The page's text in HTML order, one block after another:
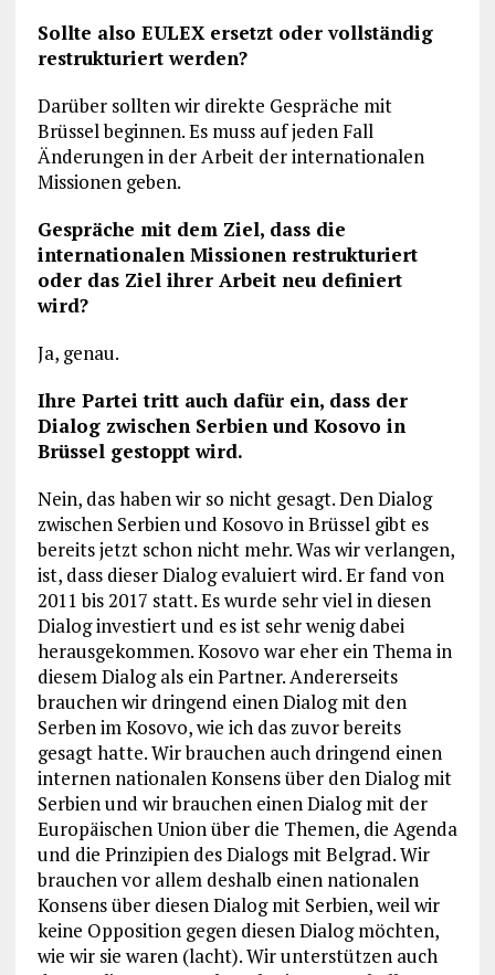
Sollte also EULEX ersetzt oder vollständig
restrukturiert werden?
Darüber sollten wir direkte Gespräche mit
Brüssel beginnen. Es muss auf jeden Fall
Änderungen in der Arbeit der internationalen
Missionen geben.
Gespräche mit dem Ziel, dass die
internationalen Missionen restrukturiert
oder das Ziel ihrer Arbeit neu definiert
wird?
Ja, genau.
Ihre Partei tritt auch dafür ein, dass der
Dialog zwischen Serbien und Kosovo in
Brüssel gestoppt wird.
Nein, das haben wir so nicht gesagt. Den Dialog
zwischen Serbien und Kosovo in Brüssel gibt es
bereits jetzt schon nicht mehr. Was wir verlangen,
ist, dass dieser Dialog evaluiert wird. Er fand von
2011 bis 2017 statt. Es wurde sehr viel in diesen
Dialog investiert und es ist sehr wenig dabei
herausgekommen. Kosovo war eher ein Thema in
diesem Dialog als ein Partner. Andererseits
brauchen wir dringend einen Dialog mit den
Serben im Kosovo, wie ich das zuvor bereits
gesagt hatte. Wir brauchen auch dringend einen
internen nationalen Konsens über den Dialog mit
Serbien und wir brauchen einen Dialog mit der
Europäischen Union über die Themen, die Agenda
und die Prinzipien des Dialogs mit Belgrad. Wir
brauchen vor allem deshalb einen nationalen
Konsens über diesen Dialog mit Serbien, weil wir
keine Opposition gegen diesen Dialog möchten,
wie wir sie waren (lacht). Wir unterstützen auch